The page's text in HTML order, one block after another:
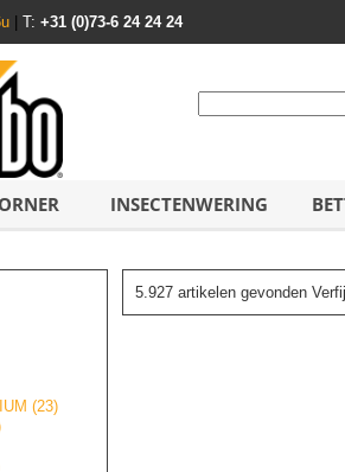
T: +31 (0)73-6 24 24 24
INSECTENWERING
(23)
5.927 artikelen gevonden